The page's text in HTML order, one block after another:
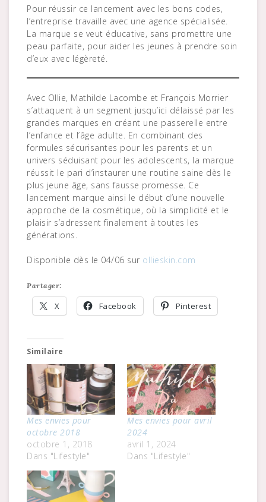
Pour réussir ce lancement avec les bons codes,
l’entreprise travaille avec une agence spécialisée.
La marque se veut éducative, sans promettre une
peau parfaite, pour aider les jeunes à prendre soin
d’eux avec légèreté.
Avec Ollie, Mathilde Lacombe et François Morrier
s’attaquent à un segment jusqu’ici délaissé par les
grandes marques en créant une passerelle entre
l’enfance et l’âge adulte. En combinant des
formules sécurisantes pour les parents et un
univers séduisant pour les adolescents, la marque
réussit le pari d’instaurer une routine saine dès le
plus jeune âge, sans fausse promesse. Ce
lancement marque ainsi le début d’une nouvelle
approche de la cosmétique, où la simplicité et le
plaisir s’adressent finalement à toutes les
générations.
Disponible dès le 04/06 sur ollieskin.com
Partager:
X Facebook Pinterest
Similaire
Mes envies pour
octobre 2018
octobre 1, 2018
Dans "Lifestyle"
Mes envies pour avril
2024
avril 1, 2024
Dans "Lifestyle"